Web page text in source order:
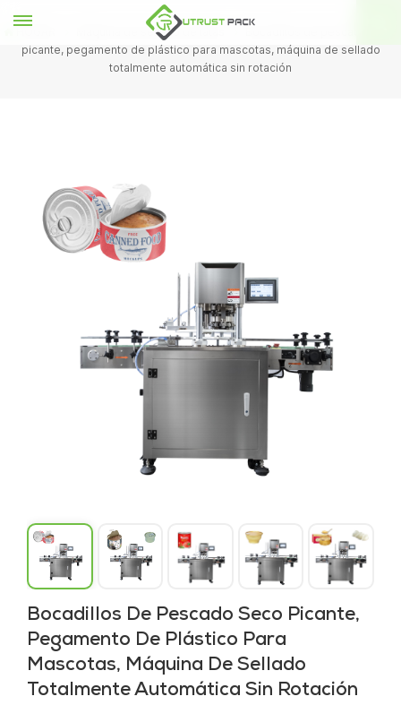
Máquina de sellado de latas
picante, pegamento de plástico para mascotas, máquina de sellado
totalmente automática sin rotación
Bocadillos De Pescado Seco Picante,
Pegamento De Plástico Para
Mascotas, Máquina De Sellado
Totalmente Automática Sin Rotación